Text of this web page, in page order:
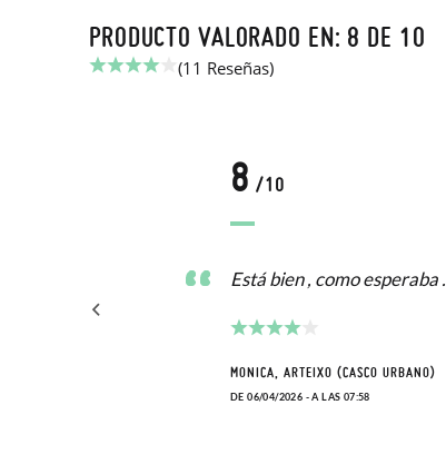
PRODUCTO VALORADO EN: 8 DE 10
(11 Reseñas)
8 /10
Está bien , como esperaba .
MONICA, ARTEIXO (CASCO URBANO)
DE 06/04/2026 - A LAS 07:58